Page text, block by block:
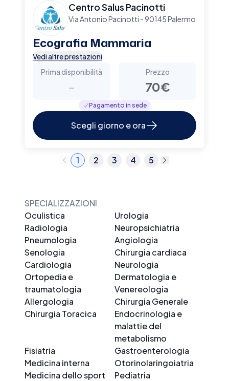
Centro Salus Pacinotti
Via Antonio Pacinotti - 90145 Palermo
Ecografia Mammaria
Vedi altre prestazioni
Prima disponibilità
-
Prezzo
70€
Pagamento in sede
Scegli giorno e ora
1 2 3 4 5
SPECIALIZZAZIONI
Oculistica
Urologia
Radiologia
Neuropsichiatria
Pneumologia
Angiologia
Senologia
Chirurgia cardiaca
Cardiologia
Neurologia
Ortopedia e
traumatologia
Dermatologia e
Venereologia
Allergologia
Chirurgia Generale
Chirurgia Toracica
Endocrinologia e
malattie del
metabolismo
Fisiatria
Gastroenterologia
Medicina interna
Otorinolaringoiatria
Medicina dello sport
Pediatria